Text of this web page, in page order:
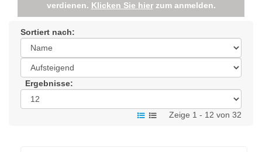
verdienen. Klicken Sie hierzum anmelden.
Sortiert nach:
Ergebnisse:
Zeige 1 - 12 von 32